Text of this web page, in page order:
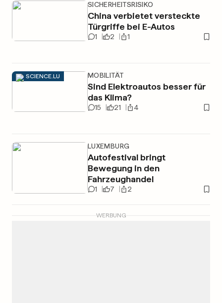
SICHERHEITSRISIKO
China verbietet versteckte
Türgriffe bei E-Autos
1 2 1
SCIENCE.LU MOBILITÄT
Sind Elektroautos besser für
das Klima?
15 21 4
LUXEMBURG
Autofestival bringt
Bewegung in den
Fahrzeughandel
1 7 2
WERBUNG